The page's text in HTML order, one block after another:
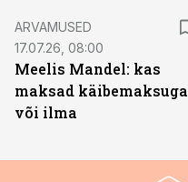
ARVAMUSED
17.07.26, 08:00
Meelis Mandel: kas
maksad käibemaksuga
või ilma